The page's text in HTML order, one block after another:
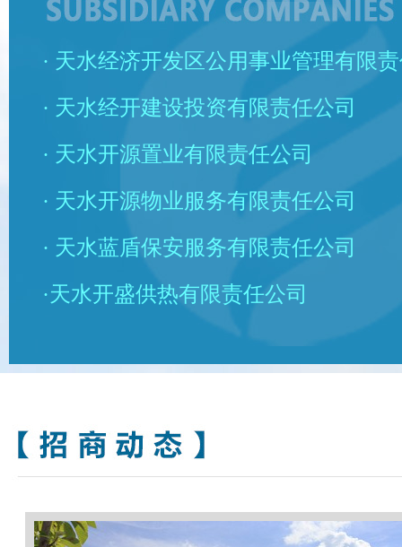
· 天水经济开发区公用事业管理有限
· 天水经开建设投资有限责任公司
· 天水开源置业有限责任公司
· 天水开源物业服务有限责任公司
· 天水蓝盾保安服务有限责任公司
·天水开盛供热有限责任公司